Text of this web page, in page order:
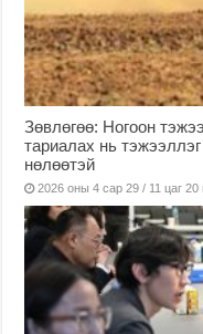
Зөвлөгөө: Ногоон
тариалах нь
нөлөөтэй
2026 оны 4 сар 29 / 11 цаг 20